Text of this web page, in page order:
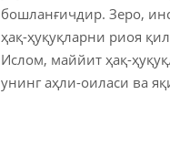
бошланғичдир. Зеро,
ҳақ-ҳуқуқларни риоя
Ислом, маййит ҳақ-
унинг аҳли-оиласи ва